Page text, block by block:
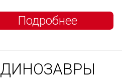
Подробнее
ДИНОЗАВРЫ